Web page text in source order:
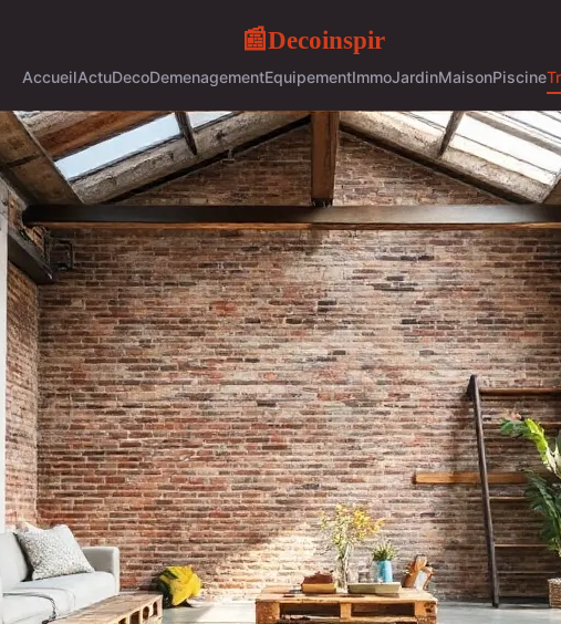
📰Decoinspir
AccueilActuDecoDemenagementEquipementImmoJardinMaisonPiscine